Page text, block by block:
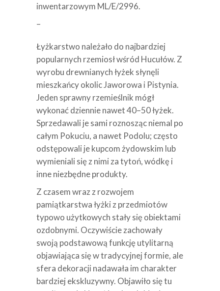
inwentarzowym ML/E/2996.
–
Łyżkarstwo należało do najbardziej
popularnych rzemiosł wśród Hucułów. Z
wyrobu drewnianych łyżek słynęli
mieszkańcy okolic Jaworowa i Pistynia.
Jeden sprawny rzemieślnik mógł
wykonać dziennie nawet 40–50 łyżek.
Sprzedawali je sami roznosząc niemal po
całym Pokuciu, a nawet Podolu; często
odstępowali je kupcom żydowskim lub
wymieniali się z nimi za tytoń, wódkę i
inne niezbędne produkty.
Z czasem wraz z rozwojem
pamiątkarstwa łyżki z przedmiotów
typowo użytkowych stały się obiektami
ozdobnymi. Oczywiście zachowały
swoją podstawową funkcję utylitarną
objawiająca się w tradycyjnej formie, ale
sfera dekoracji nadawała im charakter
bardziej ekskluzywny. Objawiło się tu